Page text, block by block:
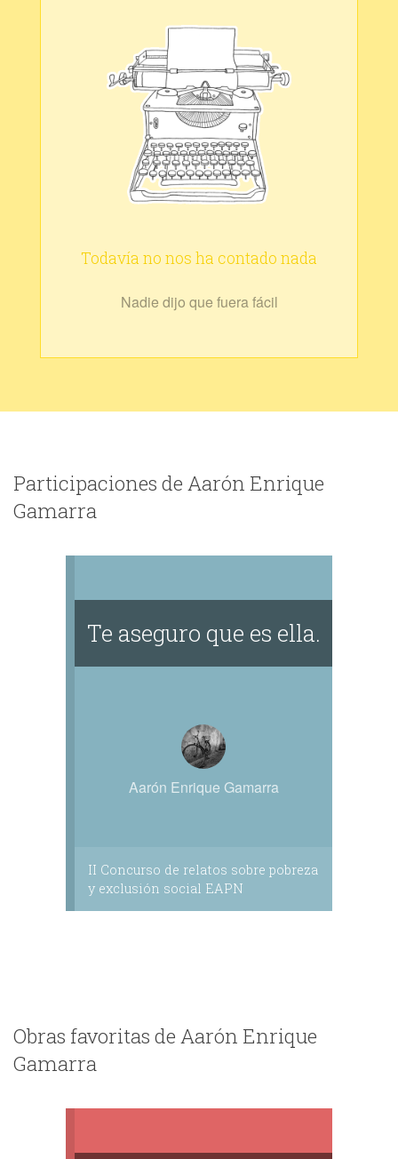
Todavía no nos ha contado nada
Nadie dijo que fuera fácil
Participaciones de Aarón Enrique
Gamarra
Te aseguro que es ella.
Aarón Enrique Gamarra
II Concurso de relatos sobre pobreza
y exclusión social EAPN
Obras favoritas de Aarón Enrique
Gamarra